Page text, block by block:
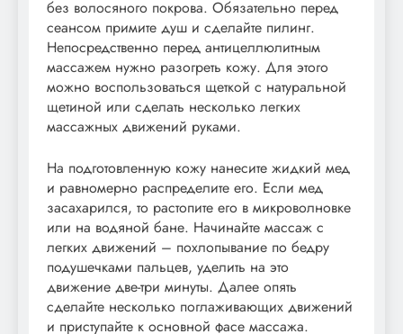
без волосяного покрова. Обязательно перед
сеансом примите душ и сделайте пилинг.
Непосредственно перед антицеллюлитным
массажем нужно разогреть кожу. Для этого
можно воспользоваться щеткой с натуральной
щетиной или сделать несколько легких
массажных движений руками.
На подготовленную кожу нанесите жидкий мед
и равномерно распределите его. Если мед
засахарился, то растопите его в микроволновке
или на водяной бане. Начинайте массаж с
легких движений – похлопывание по бедру
подушечками пальцев, уделить на это
движение две-три минуты. Далее опять
сделайте несколько поглаживающих движений
и приступайте к основной фасе массажа.